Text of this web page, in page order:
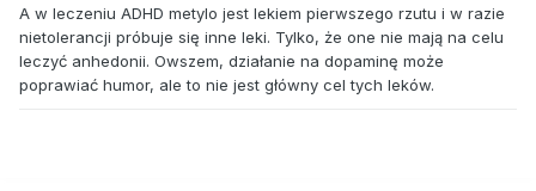
A w leczeniu ADHD metylo jest lekiem pierwszego rzutu i w razie
nietolerancji próbuje się inne leki. Tylko, że one nie mają na celu
leczyć anhedonii. Owszem, działanie na dopaminę może
poprawiać humor, ale to nie jest główny cel tych leków.